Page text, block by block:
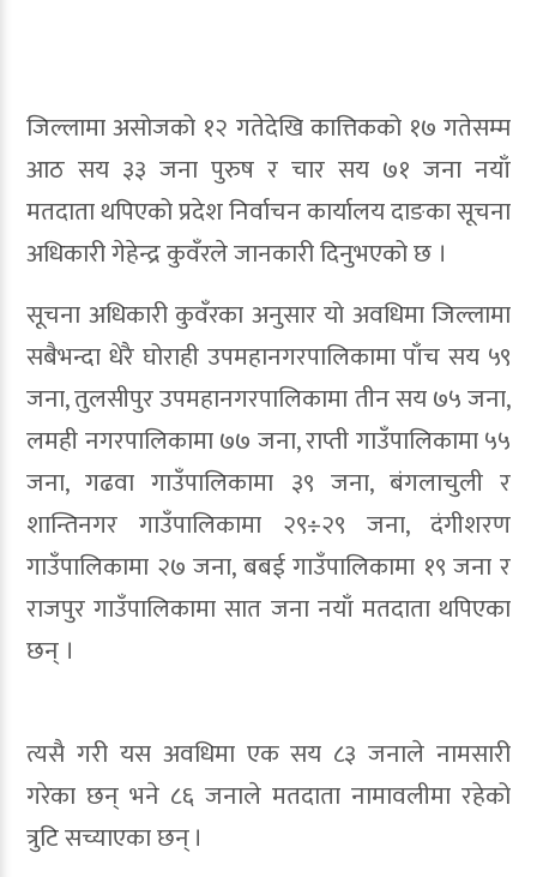
जिल्लामा असोजको १२ गतेदेखि कात्तिकको १७ गतेसम्म
आठ सय ३३ जना पुरुष र चार सय ७१ जना नयाँ
मतदाता थपिएको प्रदेश निर्वाचन कार्यालय दाङका सूचना
अधिकारी गेहेन्द्र कुवँरले जानकारी दिनुभएको छ ।
सूचना अधिकारी कुवँरका अनुसार यो अवधिमा जिल्लामा
सबैभन्दा धेरै घोराही उपमहानगरपालिकामा पाँच सय ५९
जना, तुलसीपुर उपमहानगरपालिकामा तीन सय ७५ जना,
लमही नगरपालिकामा ७७ जना, राप्ती गाउँपालिकामा ५५
जना, गढवा गाउँपालिकामा ३९ जना, बंगलाचुली र
शान्तिनगर गाउँपालिकामा २९÷२९ जना, दंगीशरण
गाउँपालिकामा २७ जना, बबई गाउँपालिकामा १९ जना र
राजपुर गाउँपालिकामा सात जना नयाँ मतदाता थपिएका
छन् ।
त्यसै गरी यस अवधिमा एक सय ८३ जनाले नामसारी
गरेका छन् भने ८६ जनाले मतदाता नामावलीमा रहेको
त्रुटि सच्याएका छन् ।